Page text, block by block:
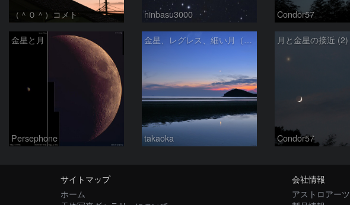
（＾０＾）コメト ninbasu3000 Condor57
金星と月
Persephone
金星、レグレス、細い月（７月１６日）
takaoka Condor57
サイトマップ
ホーム
会社情報
アストロアーツ